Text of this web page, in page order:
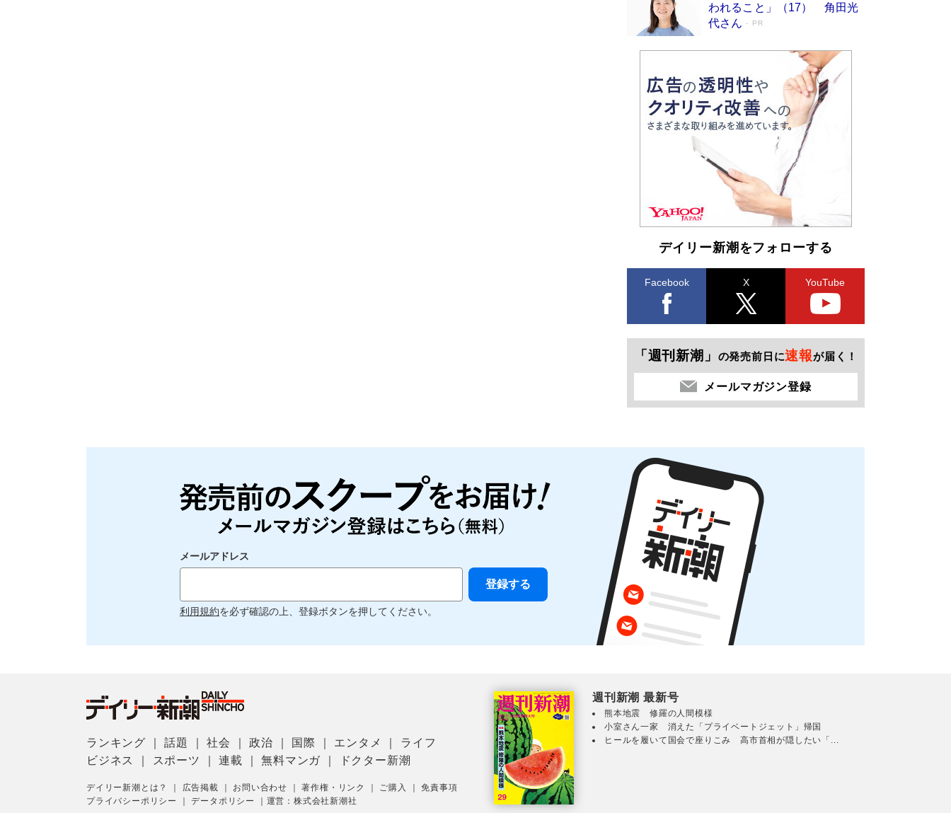
われること」（17） 角田光
代さん
PR
デイリー新潮をフォローする
Facebook X YouTube
「週刊新潮」 の発売前日に速報が届く！
メールマガジン登録
メールアドレス
利用規約を必ず確認の上、登録ボタンを押してください。
ランキング ｜話題 ｜社会 ｜政治 国際 エンタメ
ライフ
ビジネス
スポーツ ｜連載 ｜無料マンガ ドクター新潮
デイリー新潮とは？ 広告掲載 お問い合わせ ｜著作権・リンク ご購入 ｜免責事項
プライバシーポリシー
｜データポリシー 運営：株式会社新潮社
週刊新潮 最新号
熊本地震 修羅の人間模様
小室さん一家 消えた「プライベートジェット」帰国
ヒールを履いて国会で座りこみ 高市首相が隠したい「...